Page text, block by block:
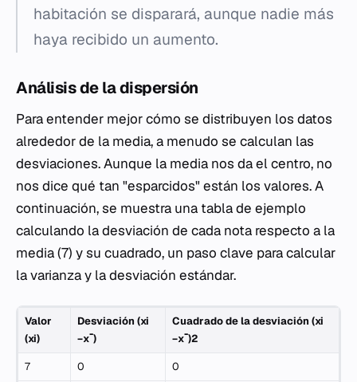
habitación se disparará, aunque nadie más
haya recibido un aumento.
Análisis de la dispersión
Para entender mejor cómo se distribuyen los datos
alrededor de la media, a menudo se calculan las
desviaciones. Aunque la media nos da el centro, no
nos dice qué tan "esparcidos" están los valores. A
continuación, se muestra una tabla de ejemplo
calculando la desviación de cada nota respecto a la
media (7) y su cuadrado, un paso clave para calcular
la varianza y la desviación estándar.
Valor
(xi​)
Desviación (xi​
−xˉ)
Cuadrado de la desviación (xi​
−xˉ)2
7 0 0